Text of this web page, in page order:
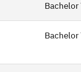
Bachelor
Bachelor